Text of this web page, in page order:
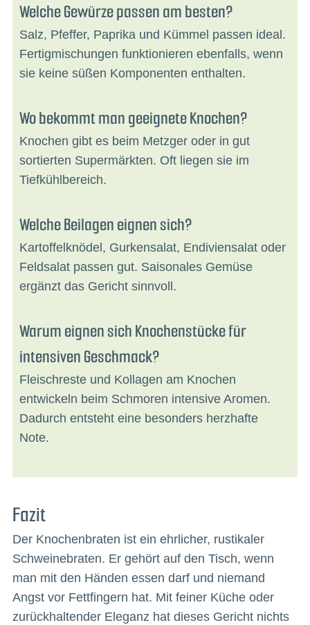
Welche Gewürze passen am besten?
Salz, Pfeffer, Paprika und Kümmel passen ideal.
Fertigmischungen funktionieren ebenfalls, wenn
sie keine süßen Komponenten enthalten.
Wo bekommt man geeignete Knochen?
Knochen gibt es beim Metzger oder in gut
sortierten Supermärkten. Oft liegen sie im
Tiefkühlbereich.
Welche Beilagen eignen sich?
Kartoffelknödel, Gurkensalat, Endiviensalat oder
Feldsalat passen gut. Saisonales Gemüse
ergänzt das Gericht sinnvoll.
Warum eignen sich Knochenstücke für
intensiven Geschmack?
Fleischreste und Kollagen am Knochen
entwickeln beim Schmoren intensive Aromen.
Dadurch entsteht eine besonders herzhafte
Note.
Fazit
Der Knochenbraten ist ein ehrlicher, rustikaler
Schweinebraten. Er gehört auf den Tisch, wenn
man mit den Händen essen darf und niemand
Angst vor Fettfingern hat. Mit feiner Küche oder
zurückhaltender Eleganz hat dieses Gericht nichts